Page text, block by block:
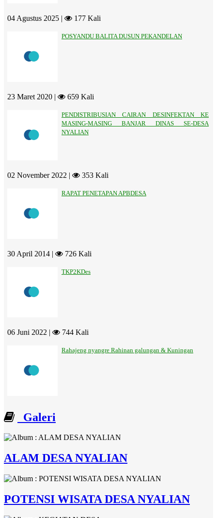
04 Agustus 2025 | 177 Kali
POSYANDU BALITA DUSUN PEKANDELAN
23 Maret 2020 | 659 Kali
PENDISTRIBUSIAN CAIRAN DESINFEKTAN KE
MASING-MASING BANJAR DINAS SE-DESA
NYALIAN
02 November 2022 | 353 Kali
RAPAT PENETAPAN APBDESA
30 April 2014 | 726 Kali
TKP2KDes
06 Juni 2022 | 744 Kali
Rahajeng nyangre Rahinan galungan & Kuningan
Galeri
ALAM DESA NYALIAN
POTENSI WISATA DESA NYALIAN